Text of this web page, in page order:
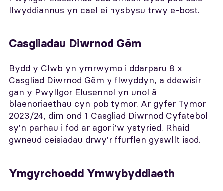
llwyddiannus yn cael ei hysbysu trwy e-bost.
Casgliadau Diwrnod Gêm
Bydd y Clwb yn ymrwymo i ddarparu 8 x
Casgliad Diwrnod Gêm y flwyddyn, a ddewisir
gan y Pwyllgor Elusennol yn unol â
blaenoriaethau cyn pob tymor. Ar gyfer Tymor
2023/24, dim ond 1 Casgliad Diwrnod Cyfatebol
sy'n parhau i fod ar agor i'w ystyried. Rhaid
gwneud ceisiadau drwy'r ffurflen gyswllt isod.
Ymgyrchoedd Ymwybyddiaeth